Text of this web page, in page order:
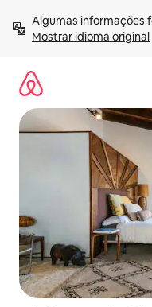
para
Mostrar idioma original